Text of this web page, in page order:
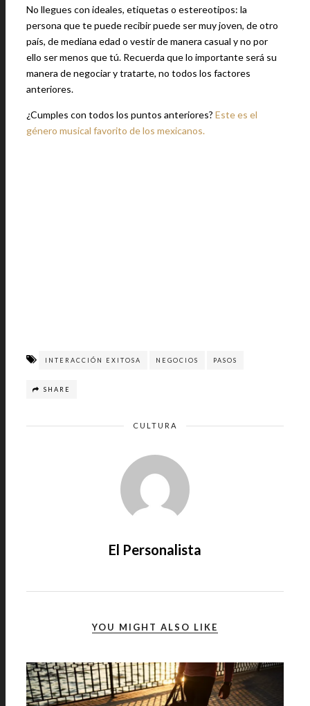
No llegues con ideales, etiquetas o estereotipos: la
persona que te puede recibir puede ser muy joven, de otro
país, de mediana edad o vestir de manera casual y no por
ello ser menos que tú. Recuerda que lo importante será su
manera de negociar y tratarte, no todos los factores
anteriores.
¿Cumples con todos los puntos anteriores? Este es el
género musical favorito de los mexicanos.
INTERACCIÓN EXITOSA NEGOCIOS PASOS
SHARE
CULTURA
El Personalista
YOU MIGHT ALSO LIKE